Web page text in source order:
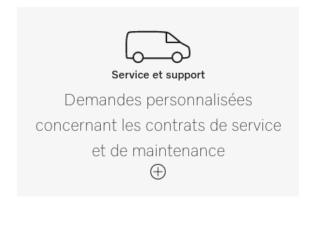
Contactez nos experts.
Si vous avez des questions ou souhaitez
plus d’informations, veuillez nous
contacter au +32 2 451 15 40.
Service et support
Demandes personnalisées
concernant les contrats de service
et de maintenance